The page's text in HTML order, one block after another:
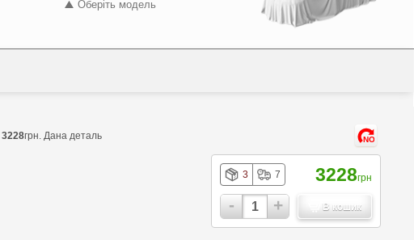
Оберіть модель
3228грн. Дана деталь
NO
3 7 3228грн
- + В кошик